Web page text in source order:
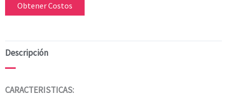
Obtener Costos
Descripción
CARACTERISTICAS: